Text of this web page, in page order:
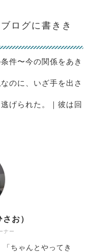
ログに書きき
件〜今の関係をあき
のに、いざ手を出さ
げられた。｜彼は回
ナー
お）
ちゃんとやってき